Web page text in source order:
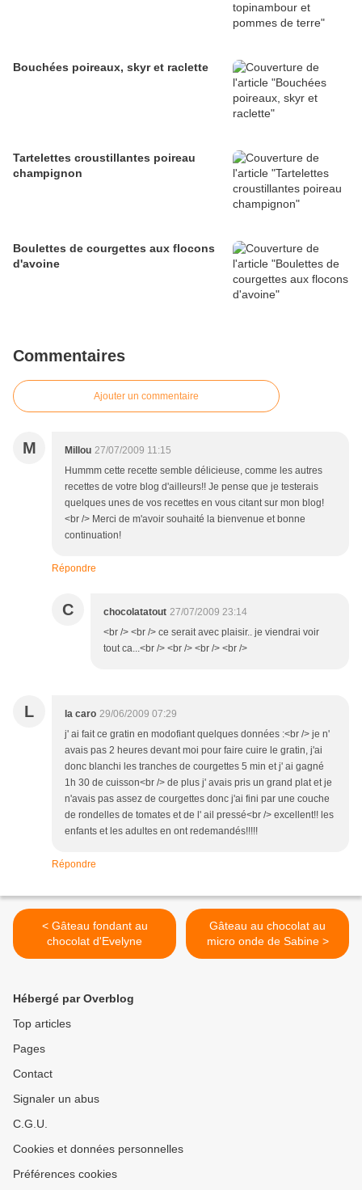
Bouchées poireaux, skyr et raclette
Tartelettes croustillantes poireau
champignon
Boulettes de courgettes aux flocons
d'avoine
Commentaires
Ajouter un commentaire
M Millou 27/07/2009 11:15
Hummm cette recette semble délicieuse, comme les autres
recettes de votre blog d'ailleurs!! Je pense que je testerais
quelques unes de vos recettes en vous citant sur mon blog!
<br /> Merci de m'avoir souhaité la bienvenue et bonne
continuation!
Répondre
C chocolatatout 27/07/2009 23:14
<br /> <br /> ce serait avec plaisir.. je viendrai voir
tout ca...<br /> <br /> <br /> <br />
L la caro 29/06/2009 07:29
j' ai fait ce gratin en modofiant quelques données :<br /> je n'
avais pas 2 heures devant moi pour faire cuire le gratin, j'ai
donc blanchi les tranches de courgettes 5 min et j' ai gagné
1h 30 de cuisson<br /> de plus j' avais pris un grand plat et je
n'avais pas assez de courgettes donc j'ai fini par une couche
de rondelles de tomates et de l' ail pressé<br /> excellent!! les
enfants et les adultes en ont redemandés!!!!!
Répondre
< Gâteau fondant au
chocolat d'Evelyne
Gâteau au chocolat au
micro onde de Sabine >
Hébergé par Overblog
Top articles
Pages
Contact
Signaler un abus
C.G.U.
Cookies et données personnelles
Préférences cookies